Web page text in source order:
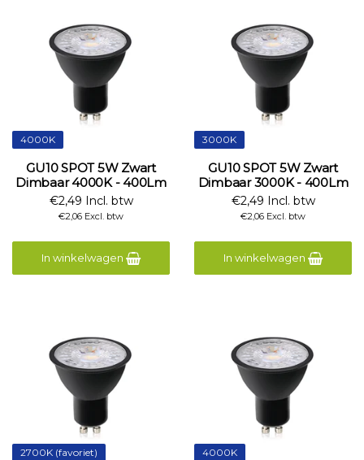
4000K
GU10 SPOT 5W Zwart
Dimbaar 4000K - 400Lm
€2,49 Incl. btw
€2,06 Excl. btw
In winkelwagen
3000K
GU10 SPOT 5W Zwart
Dimbaar 3000K - 400Lm
€2,49 Incl. btw
€2,06 Excl. btw
In winkelwagen
2700K (favoriet) 4000K